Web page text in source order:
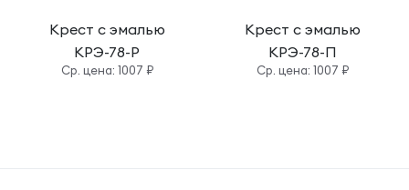
Крест с эмалью
КРЭ-78-Р
Cр. цена: 1007 ₽
Крест с эмалью
КРЭ-78-П
Cр. цена: 1007 ₽